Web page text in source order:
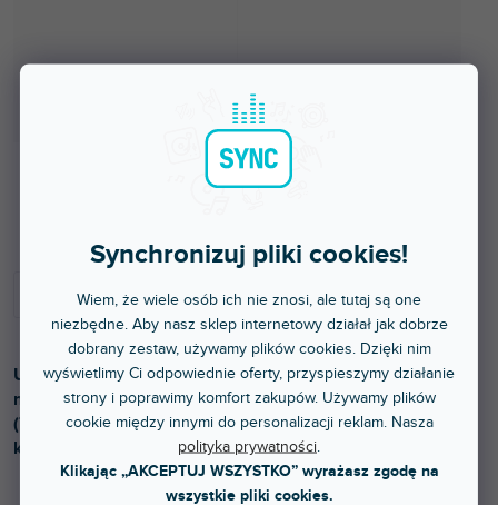
Synchronizuj pliki cookies!
Wiem, że wiele osób ich nie znosi, ale tutaj są one
niezbędne. Aby nasz sklep internetowy działał jak dobrze
dobrany zestaw, używamy plików cookies. Dzięki nim
wyświetlimy Ci odpowiednie oferty, przyspieszymy działanie
strony i poprawimy komfort zakupów. Używamy plików
cookie między innymi do personalizacji reklam. Nasza
polityka prywatności
Klikając „AKCEPTUJ WSZYSTKO” wyrażasz zgodę na
wszystkie pliki cookies.
Uniwersalny adapter do łatwego łączenia statywów
mikrofonowych (5/8") z akcesoriami fotograficznymi
(TV16) i odwrotnie. Upraszcza montaż oświetlenia oraz
kamer.